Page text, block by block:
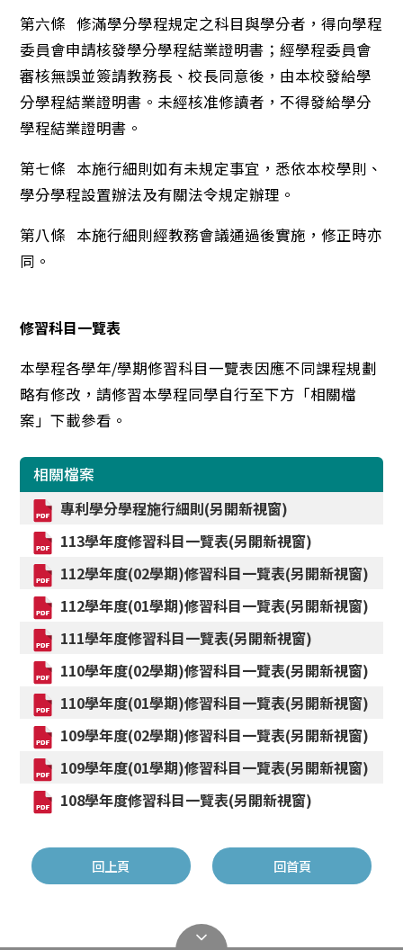
第六條 修滿學分學程規定之科目與學分者，得向學程
委員會申請核發學分學程結業證明書；經學程委員會
審核無誤並簽請教務長、校長同意後，由本校發給學
分學程結業證明書。未經核准修讀者，不得發給學分
學程結業證明書。
第七條 本施行細則如有未規定事宜，悉依本校學則、
學分學程設置辦法及有關法令規定辦理。
第八條 本施行細則經教務會議通過後實施，修正時亦
同。
修習科目一覽表
本學程各學年/學期修習科目一覽表因應不同課程規劃
略有修改，請修習本學程同學自行至下方「相關檔
案」下載參看。
相關檔案
專利學分學程施行細則(另開新視窗)
113學年度修習科目一覽表(另開新視窗)
112學年度(02學期)修習科目一覽表(另開新視窗)
112學年度(01學期)修習科目一覽表(另開新視窗)
111學年度修習科目一覽表(另開新視窗)
110學年度(02學期)修習科目一覽表(另開新視窗)
110學年度(01學期)修習科目一覽表(另開新視窗)
109學年度(02學期)修習科目一覽表(另開新視窗)
109學年度(01學期)修習科目一覽表(另開新視窗)
108學年度修習科目一覽表(另開新視窗)
回上頁 回首頁